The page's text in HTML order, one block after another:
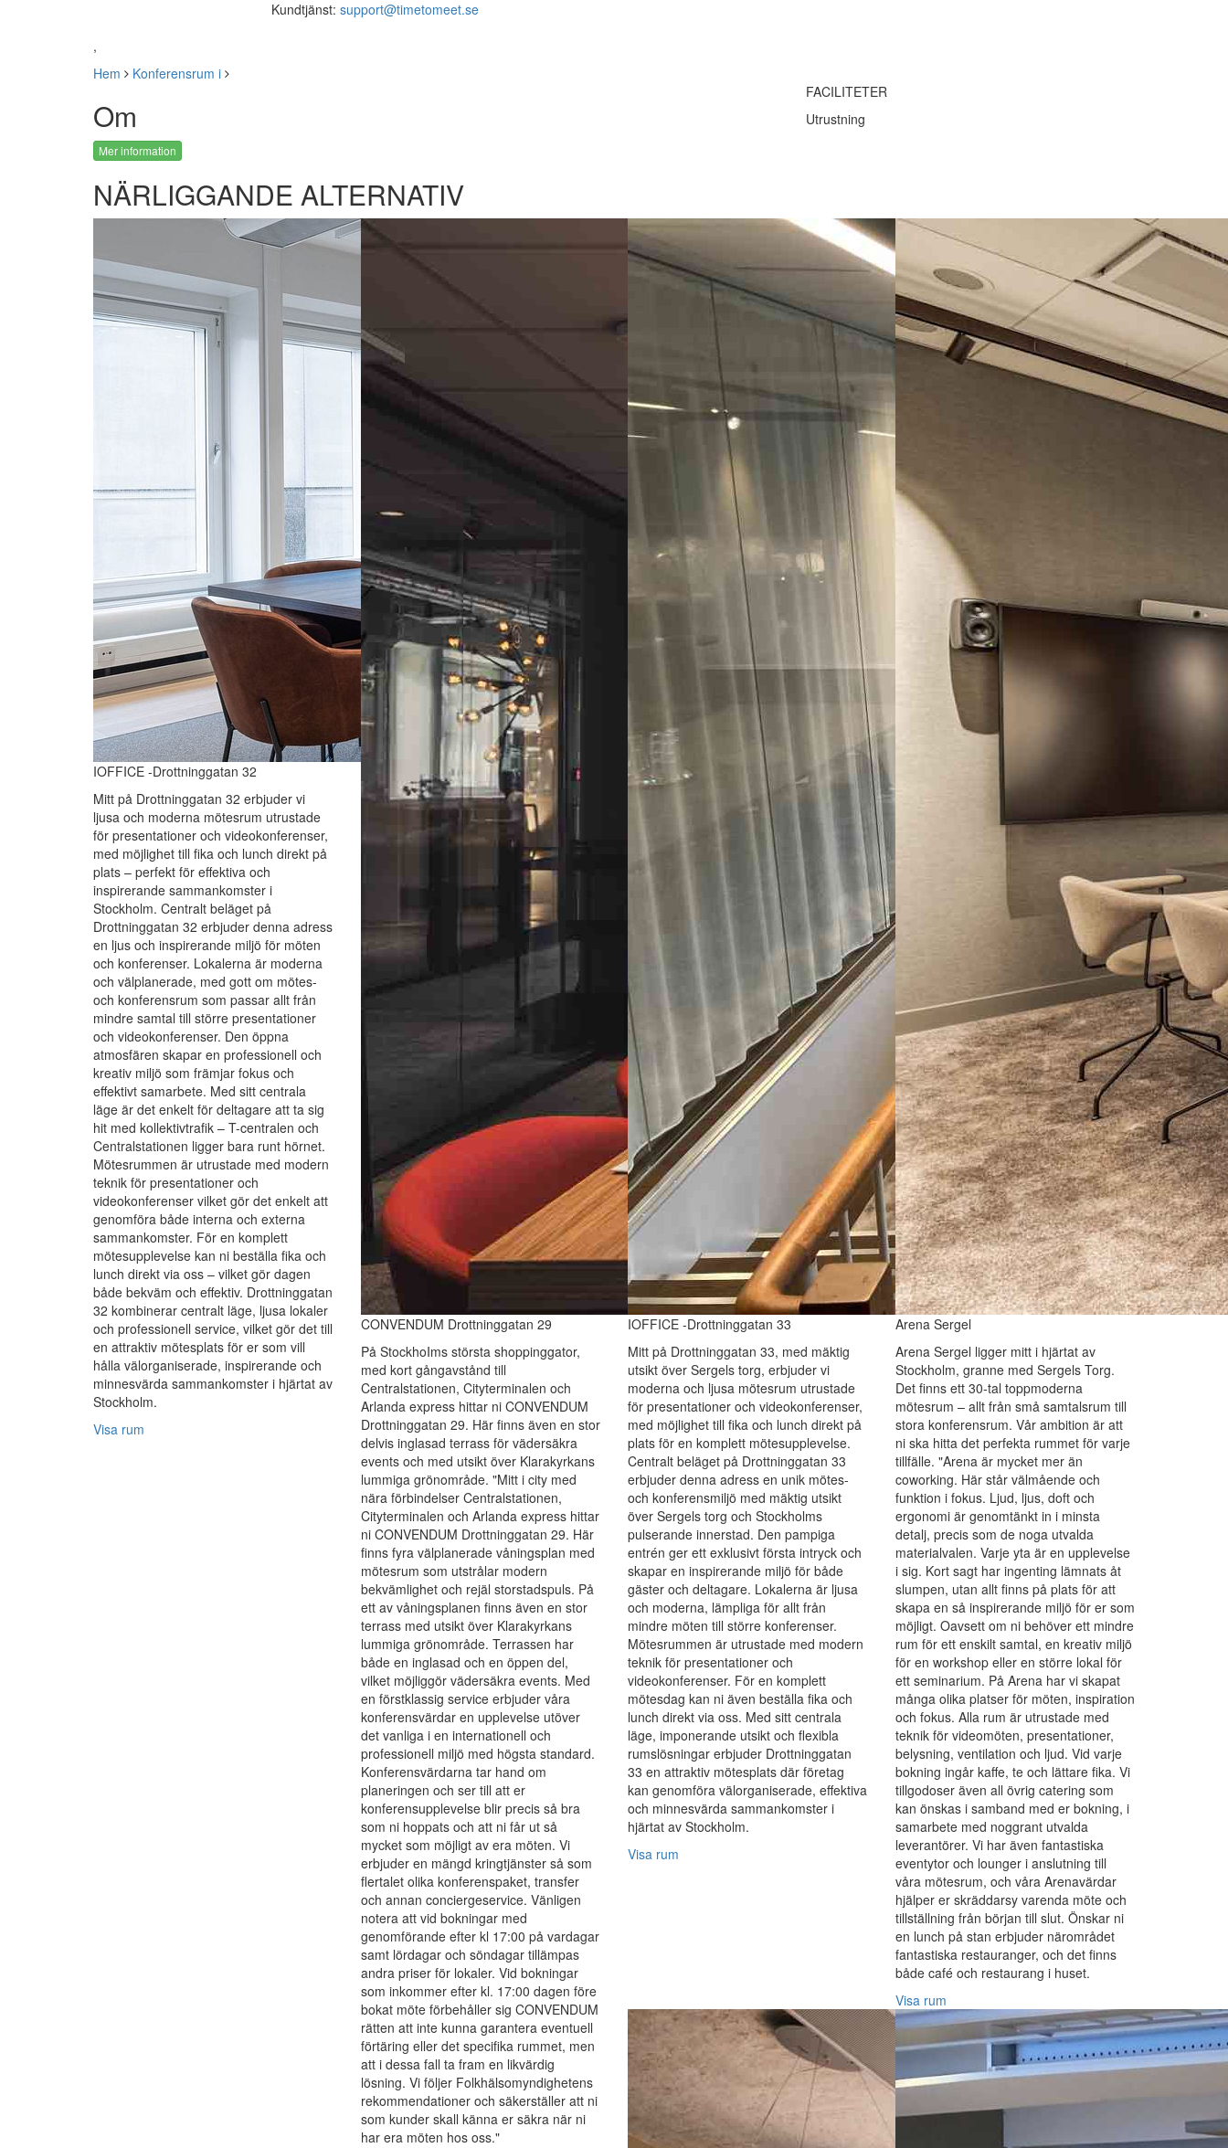
Kundtjänst: support@timetomeet.se
,
Hem
Konferensrum i
Om
Mer information
FACILITETER
Utrustning
NÄRLIGGANDE ALTERNATIV
IOFFICE -Drottninggatan 32
Mitt på Drottninggatan 32 erbjuder vi
ljusa och moderna mötesrum utrustade
för presentationer och videokonferenser,
med möjlighet till fika och lunch direkt på
plats – perfekt för effektiva och
inspirerande sammankomster i
Stockholm. Centralt beläget på
Drottninggatan 32 erbjuder denna adress
en ljus och inspirerande miljö för möten
och konferenser. Lokalerna är moderna
och välplanerade, med gott om mötes-
och konferensrum som passar allt från
mindre samtal till större presentationer
och videokonferenser. Den öppna
atmosfären skapar en professionell och
kreativ miljö som främjar fokus och
effektivt samarbete. Med sitt centrala
läge är det enkelt för deltagare att ta sig
hit med kollektivtrafik – T-centralen och
Centralstationen ligger bara runt hörnet.
Mötesrummen är utrustade med modern
teknik för presentationer och
videokonferenser vilket gör det enkelt att
genomföra både interna och externa
sammankomster. För en komplett
mötesupplevelse kan ni beställa fika och
lunch direkt via oss – vilket gör dagen
både bekväm och effektiv. Drottninggatan
32 kombinerar centralt läge, ljusa lokaler
och professionell service, vilket gör det till
en attraktiv mötesplats för er som vill
hålla välorganiserade, inspirerande och
minnesvärda sammankomster i hjärtat av
Stockholm.
Visa rum
CONVENDUM Drottninggatan 29
På StockhoIms största shoppinggator,
med kort gångavstånd till
Centralstationen, Cityterminalen och
Arlanda express hittar ni CONVENDUM
Drottninggatan 29. Här finns även en stor
delvis inglasad terrass för vädersäkra
events och med utsikt över Klarakyrkans
lummiga grönområde. "Mitt i city med
nära förbindelser Centralstationen,
Cityterminalen och Arlanda express hittar
ni CONVENDUM Drottninggatan 29. Här
finns fyra välplanerade våningsplan med
mötesrum som utstrålar modern
bekvämlighet och rejäl storstadspuls. På
ett av våningsplanen finns även en stor
terrass med utsikt över Klarakyrkans
lummiga grönområde. Terrassen har
både en inglasad och en öppen del,
vilket möjliggör vädersäkra events. Med
en förstklassig service erbjuder våra
konferensvärdar en upplevelse utöver
det vanliga i en internationell och
professionell miljö med högsta standard.
Konferensvärdarna tar hand om
planeringen och ser till att er
konferensupplevelse blir precis så bra
som ni hoppats och att ni får ut så
mycket som möjligt av era möten. Vi
erbjuder en mängd kringtjänster så som
flertalet olika konferenspaket, transfer
och annan conciergeservice. Vänligen
notera att vid bokningar med
genomförande efter kl 17:00 på vardagar
samt lördagar och söndagar tillämpas
andra priser för lokaler. Vid bokningar
som inkommer efter kl. 17:00 dagen före
bokat möte förbehåller sig CONVENDUM
rätten att inte kunna garantera eventuell
förtäring eller det specifika rummet, men
att i dessa fall ta fram en likvärdig
lösning. Vi följer Folkhälsomyndighetens
rekommendationer och säkerställer att ni
som kunder skall känna er säkra när ni
har era möten hos oss."
IOFFICE -Drottninggatan 33
Mitt på Drottninggatan 33, med mäktig
utsikt över Sergels torg, erbjuder vi
moderna och ljusa mötesrum utrustade
för presentationer och videokonferenser,
med möjlighet till fika och lunch direkt på
plats för en komplett mötesupplevelse.
Centralt beläget på Drottninggatan 33
erbjuder denna adress en unik mötes-
och konferensmiljö med mäktig utsikt
över Sergels torg och Stockholms
pulserande innerstad. Den pampiga
entrén ger ett exklusivt första intryck och
skapar en inspirerande miljö för både
gäster och deltagare. Lokalerna är ljusa
och moderna, lämpliga för allt från
mindre möten till större konferenser.
Mötesrummen är utrustade med modern
teknik för presentationer och
videokonferenser. För en komplett
mötesdag kan ni även beställa fika och
lunch direkt via oss. Med sitt centrala
läge, imponerande utsikt och flexibla
rumslösningar erbjuder Drottninggatan
33 en attraktiv mötesplats där företag
kan genomföra välorganiserade, effektiva
och minnesvärda sammankomster i
hjärtat av Stockholm.
Visa rum
Arena Sergel
Arena Sergel ligger mitt i hjärtat av
Stockholm, granne med Sergels Torg.
Det finns ett 30-tal toppmoderna
mötesrum – allt från små samtalsrum till
stora konferensrum. Vår ambition är att
ni ska hitta det perfekta rummet för varje
tillfälle. "Arena är mycket mer än
coworking. Här står välmående och
funktion i fokus. Ljud, ljus, doft och
ergonomi är genomtänkt in i minsta
detalj, precis som de noga utvalda
materialvalen. Varje yta är en upplevelse
i sig. Kort sagt har ingenting lämnats åt
slumpen, utan allt finns på plats för att
skapa en så inspirerande miljö för er som
möjligt. Oavsett om ni behöver ett mindre
rum för ett enskilt samtal, en kreativ miljö
för en workshop eller en större lokal för
ett seminarium. På Arena har vi skapat
många olika platser för möten, inspiration
och fokus. Alla rum är utrustade med
teknik för videomöten, presentationer,
belysning, ventilation och ljud. Vid varje
bokning ingår kaffe, te och lättare fika. Vi
tillgodoser även all övrig catering som
kan önskas i samband med er bokning, i
samarbete med noggrant utvalda
leverantörer. Vi har även fantastiska
eventytor och lounger i anslutning till
våra mötesrum, och våra Arenavärdar
hjälper er skräddarsy varenda möte och
tillställning från början till slut. Önskar ni
en lunch på stan erbjuder närområdet
fantastiska restauranger, och det finns
både café och restaurang i huset.
Visa rum